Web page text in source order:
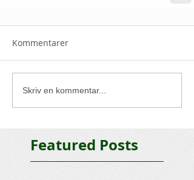
Featured Posts
Kommentarer
Skriv en kommentar...